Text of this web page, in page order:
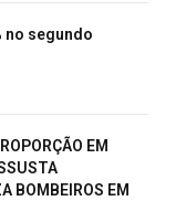
no segundo
EM
BOMBEIROS EM